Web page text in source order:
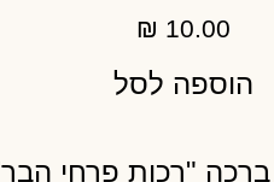
₪ 10.00
הוספה לסל